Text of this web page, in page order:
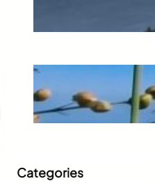
juny
muntanya
juny
Categories